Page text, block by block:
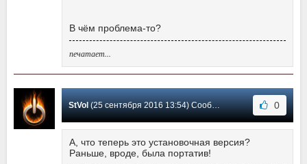
В чём проблема-то?
печатает...
StVol(25 сентября 2016 13:54) Сообщение #15 0
А, что теперь это установочная версия?
Раньше, вроде, была портатив!